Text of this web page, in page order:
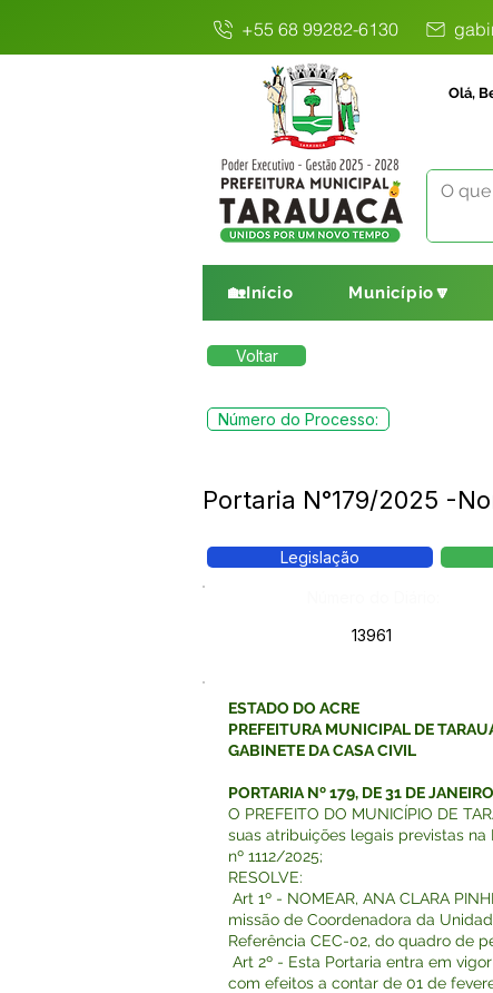
+55 68 99282-6130
Olá,
🏡Início Município🔽
Voltar
Número do Processo:
Portaria N°179/2025 -
Legislação
13961
ESTADO DO ACRE
PREFEITURA MUNICIPAL DE
GABINETE DA CASA CIVIL
PORTARIA Nº 179, DE 31 DE
O PREFEITO DO MUNICÍPIO DE
suas atribuições legais previstas
nº 1112/2025;
RESOLVE:
Art 1º - NOMEAR, ANA CLARA
missão de Coordenadora da
Referência CEC-02, do quadro de
Art 2º - Esta Portaria entra em
com efeitos a contar de 01 de